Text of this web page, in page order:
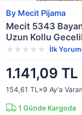
By Mecit Pijama
Mecit 5343
Uzun Kollu
İlk
1.141,09 TL
154,61 TL×9 Ay'a Varan
1 Günde Kargoda